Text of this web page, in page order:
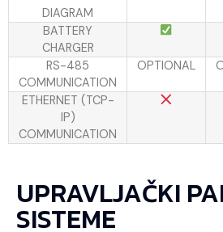
DIAGRAM
BATTERY
CHARGER
RS-485
COMMUNICATION
OPTIONAL
ETHERNET (TCP-
IP)
COMMUNICATION
UPRAVLJAČKI
SISTEME